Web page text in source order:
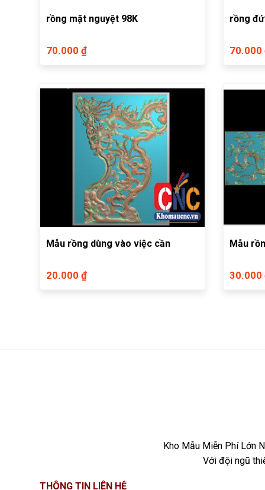
rồng mặt nguyệt 98K
70.000 ₫
rồng
70.000
Mẫu rồng dùng vào việc cần
20.000 ₫
Mẫu
30.000
Kho Mẫu Miễn Phí Lớn
Với đội ngũ
THÔNG TIN LIÊN HỆ